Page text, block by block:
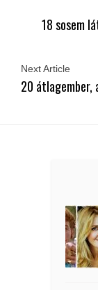
18 sosem
Next Article
20 átlagember,